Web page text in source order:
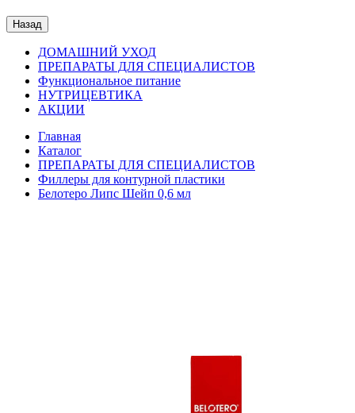
Назад
ДОМАШНИЙ УХОД
ПРЕПАРАТЫ ДЛЯ СПЕЦИАЛИСТОВ
Функциональное питание
НУТРИЦЕВТИКА
АКЦИИ
Главная
Каталог
ПРЕПАРАТЫ ДЛЯ СПЕЦИАЛИСТОВ
Филлеры для контурной пластики
Белотеро Липс Шейп 0,6 мл